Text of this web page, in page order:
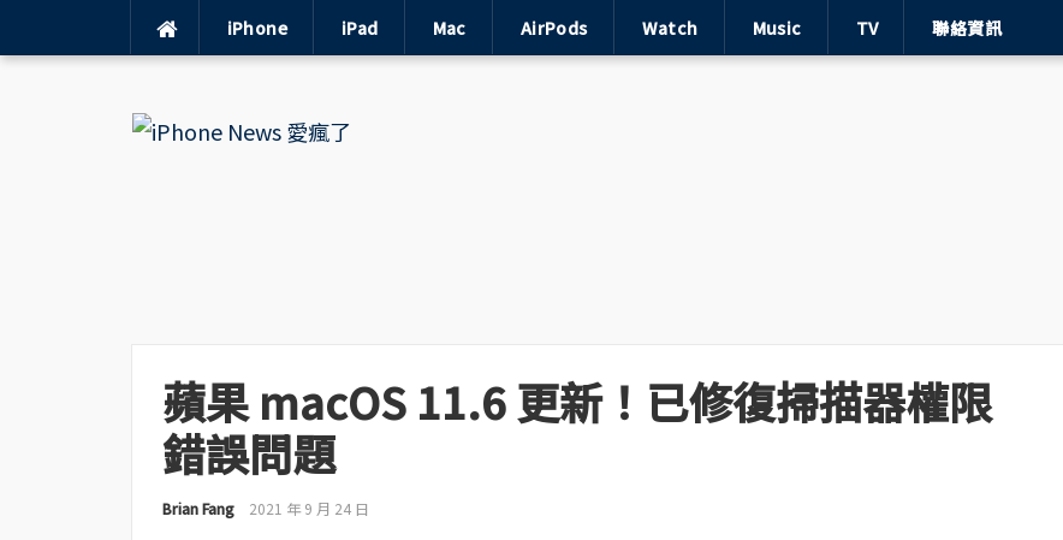
iPhone iPad Mac AirPods Watch Music TV 聯絡資訊
蘋果 macOS 11.6 更新！已修復掃描器權限
錯誤問題
Brian Fang 2021 年 9 月 24 日